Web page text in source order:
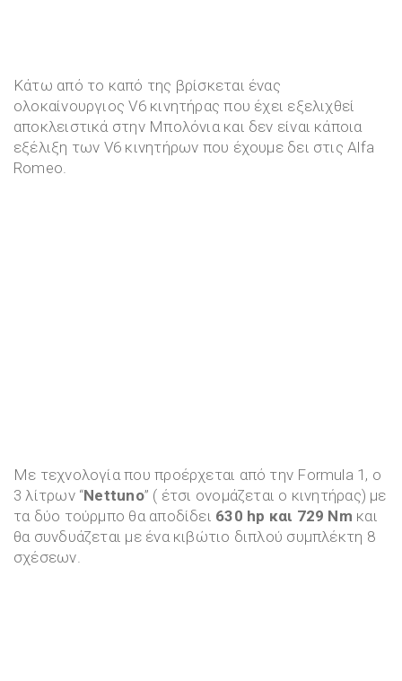
Κάτω από το καπό της βρίσκεται ένας
ολοκαίνουργιος V6 κινητήρας που έχει εξελιχθεί
αποκλειστικά στην Μπολόνια και δεν είναι κάποια
εξέλιξη των V6 κινητήρων που έχουμε δει στις Alfa
Romeo.
Με τεχνολογία που προέρχεται από την Formula 1, ο
3 λίτρων “Nettuno” ( έτσι ονομάζεται ο κινητήρας) με
τα δύο τούρμπο θα αποδίδει 630 hp και 729 Nm και
θα συνδυάζεται με ένα κιβώτιο διπλού συμπλέκτη 8
σχέσεων.